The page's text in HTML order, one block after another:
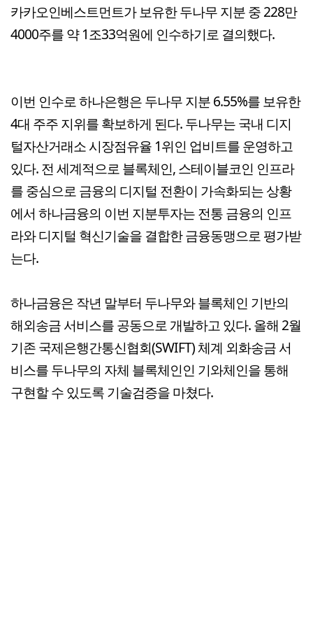
카카오인베스트먼트가 보유한 두나무 지분 중 228만
4000주를 약 1조33억원에 인수하기로 결의했다.
이번 인수로 하나은행은 두나무 지분 6.55%를 보유한
4대 주주 지위를 확보하게 된다. 두나무는 국내 디지
털자산거래소 시장점유율 1위인 업비트를 운영하고
있다. 전 세계적으로 블록체인, 스테이블코인 인프라
를 중심으로 금융의 디지털 전환이 가속화되는 상황
에서 하나금융의 이번 지분투자는 전통 금융의 인프
라와 디지털 혁신기술을 결합한 금융동맹으로 평가받
는다.
하나금융은 작년 말부터 두나무와 블록체인 기반의
해외송금 서비스를 공동으로 개발하고 있다. 올해 2월
기존 국제은행간통신협회(SWIFT) 체계 외화송금 서
비스를 두나무의 자체 블록체인인 기와체인을 통해
구현할 수 있도록 기술검증을 마쳤다.